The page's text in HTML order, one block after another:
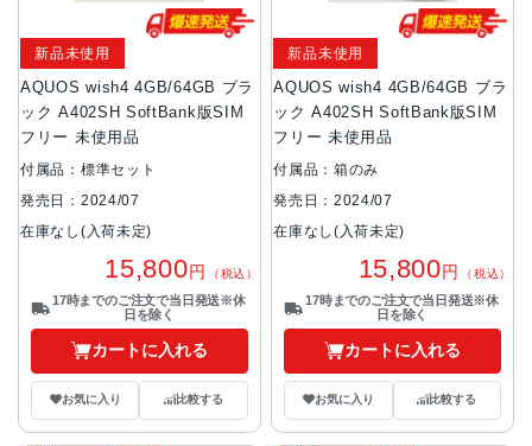
AQUOS wish4 4GB/64GB ブラ
ック A402SH SoftBank版SIM
フリー 未使用品
新品未使用
付属品：標準セット
発売日：2024/07
在庫なし(入荷未定)
15,800円 （税込）
17時までのご注文で当日発送※休
日を除く
カートに入れる
お気に入り 比較する
AQUOS wish4 4GB/64GB ブラ
ック A402SH SoftBank版SIM
フリー 未使用品
新品未使用
付属品：箱のみ
発売日：2024/07
在庫なし(入荷未定)
15,800円 （税込）
17時までのご注文で当日発送※休
日を除く
カートに入れる
お気に入り 比較する